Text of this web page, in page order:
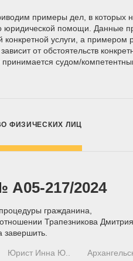
примеры дел, в которых
юридической помощи. Данные
конкретной услуги, а примером
зависит от обстоятельств
судом/
ФИЗИЧЕСКИХ ЛИЦ
217/2024
гражданина,
Трапезникова Дмитрия
завершить.
Юрист Инна Ю..